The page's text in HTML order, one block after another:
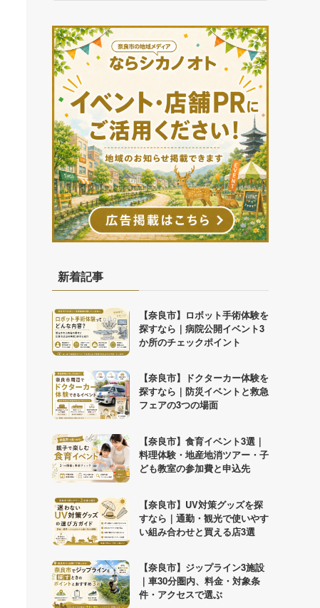
新着記事
【奈良市】ロボット手術体験を
探すなら｜病院公開イベント3
か所のチェックポイント
【奈良市】ドクターカー体験を
探すなら｜防災イベントと救急
フェアの3つの場面
【奈良市】食育イベント3選｜
料理体験・地産地消ツアー・子
ども教室の参加費と申込先
【奈良市】UV対策グッズを探
すなら｜通勤・観光で使いやす
い組み合わせと買える店3選
【奈良市】ジップライン3施設
｜車30分圏内、料金・対象条
件・アクセスで選ぶ